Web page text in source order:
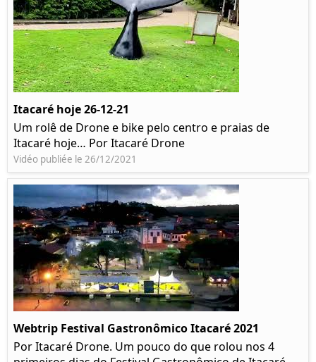
Itacaré hoje 26-12-21
Um rolê de Drone e bike pelo centro e praias de
Itacaré hoje… Por Itacaré Drone
Vidéo publiée le 26/12/2021
Webtrip Festival Gastronômico Itacaré 2021
Por Itacaré Drone. Um pouco do que rolou nos 4